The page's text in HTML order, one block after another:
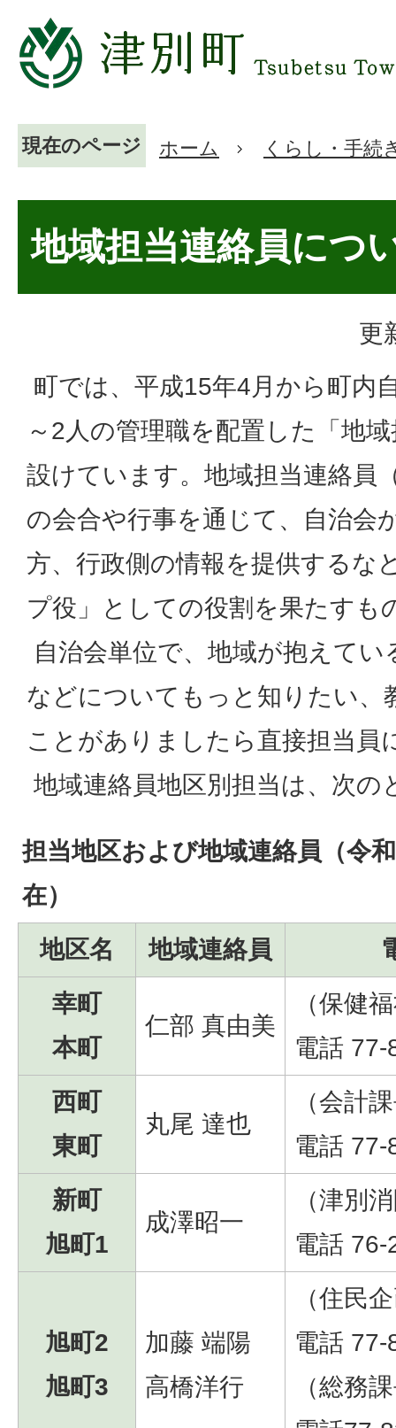
現在のページ ホーム くらし・手続
地域担当連絡員につ
更
町では、平成15年4月から町内
～2人の管理職を配置した「地
設けています。地域担当連絡員
の会合や行事を通じて、自治会
方、行政側の情報を提供するな
プ役」としての役割を果たすも
自治会単位で、地域が抱えてい
などについてもっと知りたい、
ことがありましたら直接担当員
地域連絡員地区別担当は、次の
担当地区および地域連絡員（令
在）
地区名
地域連絡員
幸町
本町
仁部 真由美
（保健
電話 77-
西町
東町
丸尾 達也
（会計
電話 77-
新町
旭町1
成澤昭一
（津別
電話 76-
旭町2
旭町3
加藤 端陽
高橋洋行
（住民
電話 77-
（総務